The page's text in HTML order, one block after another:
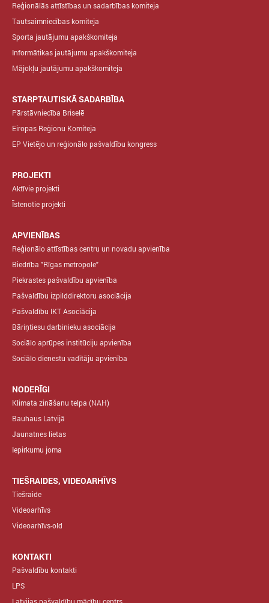
Reģionālās attīstības un sadarbības komiteja
Tautsaimniecības komiteja
Sporta jautājumu apakškomiteja
Informātikas jautājumu apakškomiteja
Mājokļu jautājumu apakškomiteja
STARPTAUTISKĀ SADARBĪBA
Pārstāvniecība Briselē
Eiropas Reģionu Komiteja
EP Vietējo un reģionālo pašvaldību kongress
PROJEKTI
Aktīvie projekti
Īstenotie projekti
APVIENĪBAS
Reģionālo attīstības centru un novadu apvienība
Biedrība "Rīgas metropole"
Piekrastes pašvaldību apvienība
Pašvaldību izpilddirektoru asociācija
Pašvaldību IKT Asociācija
Bāriņtiesu darbinieku asociācija
Sociālo aprūpes institūciju apvienība
Sociālo dienestu vadītāju apvienība
NODERĪGI
Klimata zināšanu telpa (NAH)
Bauhaus Latvijā
Jaunatnes lietas
Iepirkumu joma
TIEŠRAIDES, VIDEOARHĪVS
Tiešraide
Videoarhīvs
Videoarhīvs-old
KONTAKTI
Pašvaldību kontakti
LPS